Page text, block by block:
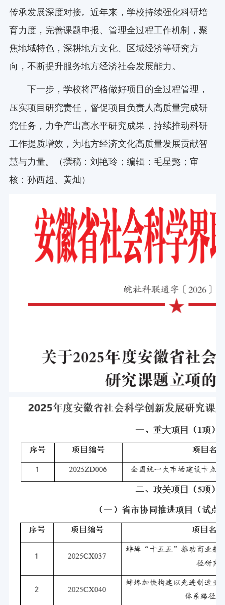
传承发展深度对接。近年来，学校持续强化科研培
育力度，完善课题申报、管理全过程工作机制，聚
焦地域特色，深耕地方文化、区域经济等研究方
向，不断提升服务地方经济社会发展能力。
下一步，学校将严格做好项目的全过程管理，
压实项目研究责任，督促项目负责人高质量完成研
究任务，力争产出高水平研究成果，持续推动科研
工作提质增效，为地方经济文化高质量发展贡献智
慧与力量。（撰稿：刘艳玲；编辑：毛星懿；审
核：孙西超、黄灿）